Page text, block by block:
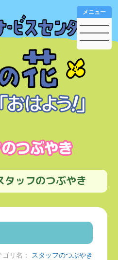
メニュー
タッフのつぶやき
ゴリ名： スタッフのつぶやき